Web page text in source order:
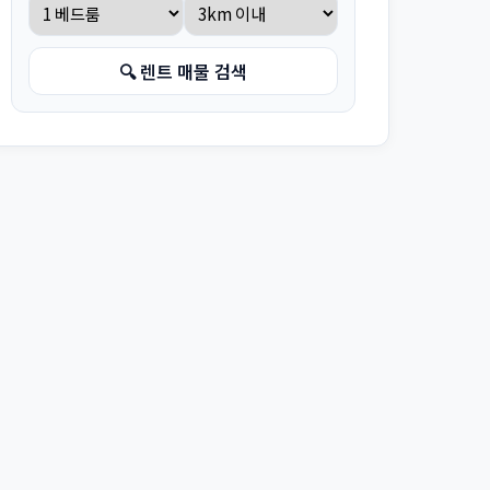
🔍 렌트 매물 검색